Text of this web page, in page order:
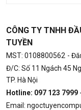
CÔNG TY TNHH
TUYỀN
MST: 0108800562 -
Đ/C: Số 11 Ngách 45
TP. Hà Nội
Hotline: 097 123 7999 -
Email: